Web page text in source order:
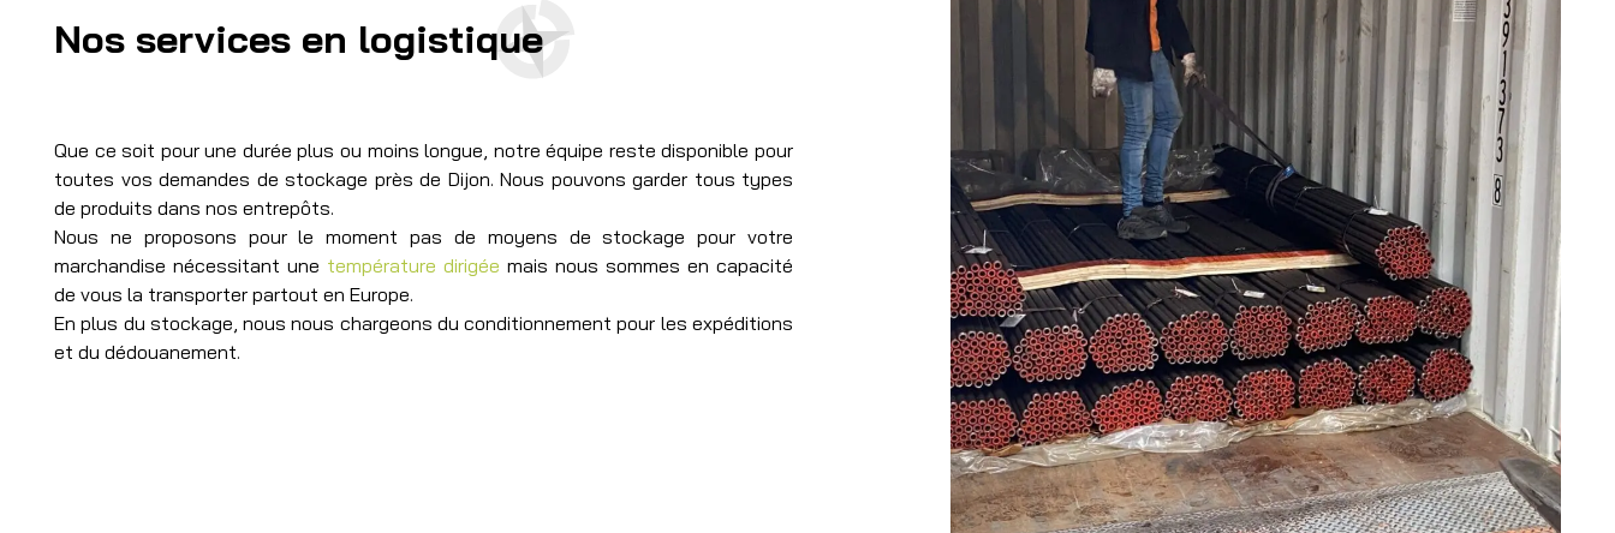
Nos services en logistique
Que ce soit pour une durée plus ou moins longue, notre équipe reste disponible pour
toutes vos demandes de stockage près de Dijon. Nous pouvons garder tous types
de produits dans nos entrepôts.
Nous ne proposons pour le moment pas de moyens de stockage pour votre
marchandise nécessitant une température dirigée mais nous sommes en capacité
de vous la transporter partout en Europe.
En plus du stockage, nous nous chargeons du conditionnement pour les expéditions
et du dédouanement.